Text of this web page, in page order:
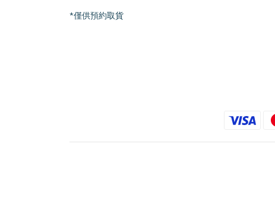
*僅供預約取貨